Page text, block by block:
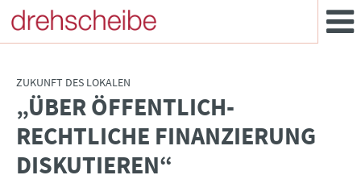
ZUKUNFT DES LOKALEN
„ÜBER ÖFFENTLICH-
RECHTLICHE FINANZIERUNG
DISKUTIEREN“